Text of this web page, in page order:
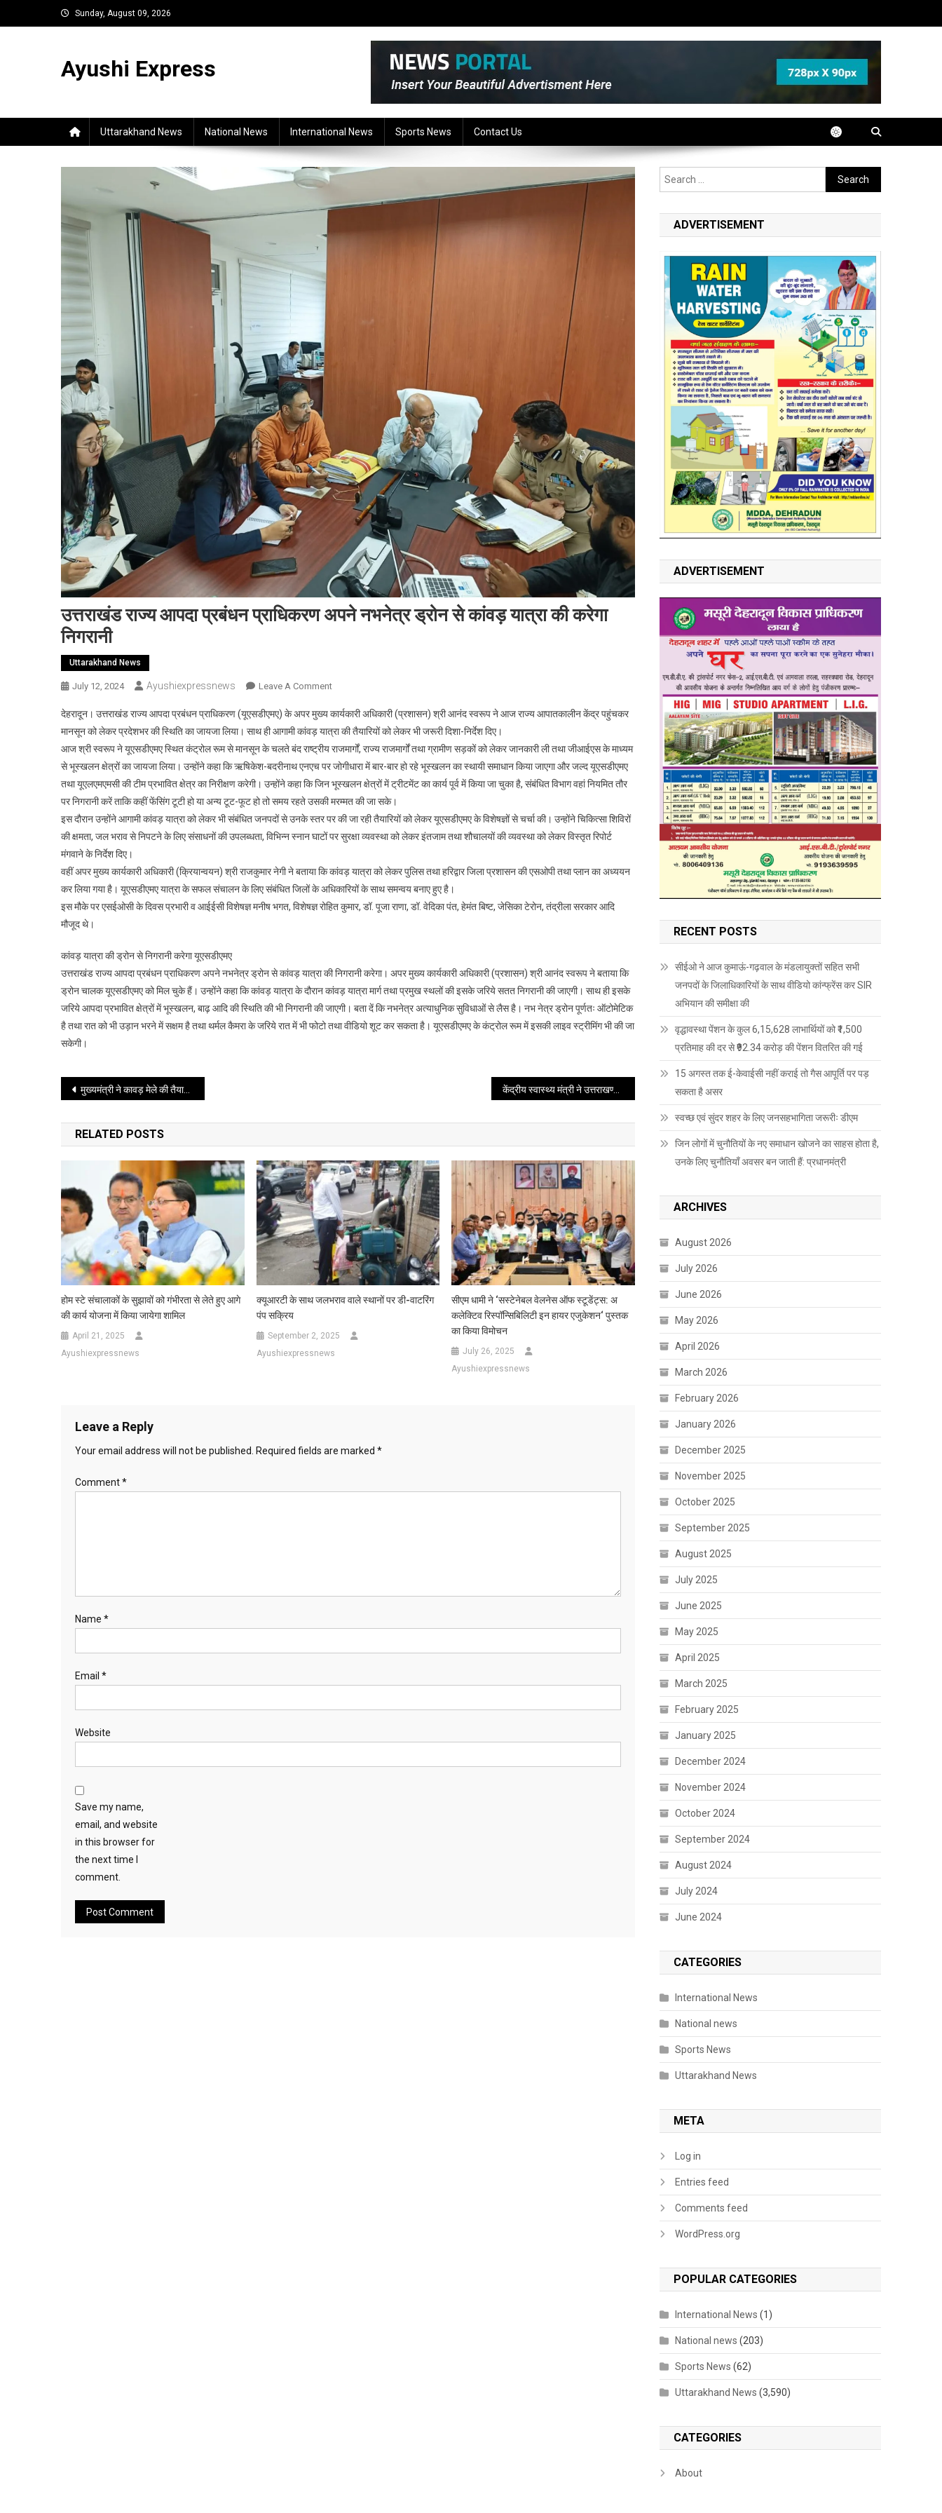
to
Sunday, August 09, 2026
Ayushi Express
Uttarakhand News National News International News Sports News Contact Us
उत्तराखंड राज्य आपदा प्रबंधन प्राधिकरण अपने नभनेत्र ड्रोन से कांवड़ यात्रा की करेगा
निगरानी
Uttarakhand News
July 12, 2024 Ayushiexpressnews Leave A CommentOn
राज्य
आपदा
प्रबंधन
प्राधिकरण
अपने
नभनेत्र
ड्रोन
करेगा
निगरानी
देहरादून। उत्तराखंड राज्य आपदा प्रबंधन प्राधिकरण (यूएसडीएमए) के अपर मुख्य कार्यकारी अधिकारी (प्रशासन) श्री आनंद स्वरूप ने आज राज्य आपातकालीन केंद्र पहुंचकर
मानसून को लेकर प्रदेशभर की स्थिति का जायजा लिया। साथ ही आगामी कांवड़ यात्रा की तैयारियों को लेकर भी जरूरी दिशा-निर्देश दिए।
आज श्री स्वरूप ने यूएसडीएमए स्थित कंट्रोल रूम से मानसून के चलते बंद राष्ट्रीय राजमार्गों, राज्य राजमार्गों तथा ग्रामीण सड़कों को लेकर जानकारी ली तथा जीआईएस के माध्यम
से भूस्खलन क्षेत्रों का जायजा लिया। उन्होंने कहा कि ऋषिकेश-बदरीनाथ एनएच पर जोगीधारा में बार-बार हो रहे भूस्खलन का स्थायी समाधान किया जाएगा और जल्द यूएसडीएमए
तथा यूएलएमएमसी की टीम प्रभावित क्षेत्र का निरीक्षण करेगी। उन्होंने कहा कि जिन भूस्खलन क्षेत्रों में ट्रीटमेंट का कार्य पूर्व में किया जा चुका है, संबंधित विभाग वहां नियमित तौर
पर निगरानी करें ताकि कहीं फेंसिंग टूटी हो या अन्य टूट-फूट हो तो समय रहते उसकी मरम्मत की जा सके।
इस दौरान उन्होंने आगामी कांवड़ यात्रा को लेकर भी संबंधित जनपदों से उनके स्तर पर की जा रही तैयारियों को लेकर यूएसडीएमए के विशेषज्ञों से चर्चा की। उन्होंने चिकित्सा शिविरों
की क्षमता, जल भराव से निपटने के लिए संसाधनों की उपलब्धता, विभिन्न स्नान घाटों पर सुरक्षा व्यवस्था को लेकर इंतजाम तथा शौचालयों की व्यवस्था को लेकर विस्तृत रिपोर्ट
मंगवाने के निर्देश दिए।
वहीं अपर मुख्य कार्यकारी अधिकारी (क्रियान्वयन) श्री राजकुमार नेगी ने बताया कि कांवड़ यात्रा को लेकर पुलिस तथा हरिद्वार जिला प्रशासन की एसओपी तथा प्लान का अध्ययन
कर लिया गया है। यूएसडीएमए यात्रा के सफल संचालन के लिए संबंधित जिलों के अधिकारियों के साथ समन्वय बनाए हुए है।
इस मौके पर एसईओसी के दिवस प्रभारी व आईईसी विशेषज्ञ मनीष भगत, विशेषज्ञ रोहित कुमार, डॉ. पूजा राणा, डॉ. वेदिका पंत, हेमंत बिष्ट, जेसिका टेरोन, तंद्रीला सरकार आदि
मौजूद थे।
कांवड़ यात्रा की ड्रोन से निगरानी करेगा यूएसडीएमए
उत्तराखंड राज्य आपदा प्रबंधन प्राधिकरण अपने नभनेत्र ड्रोन से कांवड़ यात्रा की निगरानी करेगा। अपर मुख्य कार्यकारी अधिकारी (प्रशासन) श्री आनंद स्वरूप ने बताया कि
ड्रोन चालक यूएसडीएमए को मिल चुके हैं। उन्होंने कहा कि कांवड़ यात्रा के दौरान कांवड़ यात्रा मार्ग तथा प्रमुख स्थलों की इसके जरिये सतत निगरानी की जाएगी। साथ ही इसके
जरिये आपदा प्रभावित क्षेत्रों में भूस्खलन, बाढ़ आदि की स्थिति की भी निगरानी की जाएगी। बता दें कि नभनेत्र अत्याधुनिक सुविधाओं से लैस है। नभ नेत्र ड्रोन पूर्णतः ऑटोमेटिक
है तथा रात को भी उड़ान भरने में सक्षम है तथा थर्मल कैमरा के जरिये रात में भी फोटो तथा वीडियो शूट कर सकता है। यूएसडीएमए के कंट्रोल रूम में इसकी लाइव स्ट्रीमिंग भी की जा
सकेगी।
Post
navigation
मुख्यमंत्री ने कावड़ मेले की तैयारी को लेकर अधिकारियों के साथ बैठक की केंद्रीय स्वास्थ्य मंत्री ने उत्तराखण्ड को स्वास्थ्य सेवाओं के सुदृढ़ीकरण एवं विस्तारीकरण के लिए हर संभव मदद करने का आश्वासन दिया
RELATED POSTS
होम स्टे संचालाकों के सुझावों को गंभीरता से लेते हुए आगे
की कार्य योजना में किया जायेगा शामिल
April 21, 2025
Ayushiexpressnews
क्यूआरटी के साथ जलभराव वाले स्थानों पर डी-वाटरिंग
पंप सक्रिय
September 2, 2025
Ayushiexpressnews
सीएम धामी ने ‘सस्टेनेबल वेलनेस ऑफ स्टूडेंट्स: अ
कलेक्टिव रिस्पॉन्सिबिलिटी इन हायर एजुकेशन‘ पुस्तक
का किया विमोचन
July 26, 2025
Ayushiexpressnews
Leave a Reply
Your email address will not be published. Required fields are marked *
Comment*
Name *
Email *
Website
Save my name,
email, and website
in this browser for
the next time I
comment.
Search
for:
ADVERTISEMENT
ADVERTISEMENT
RECENT POSTS
सीईओ ने आज कुमाऊं-गढ़वाल के मंडलायुक्तों सहित सभी
जनपदों के जिलाधिकारियों के साथ वीडियो कांन्फ्रेंस कर SIR
अभियान की समीक्षा की
वृद्धावस्था पेंशन के कुल 6,15,628 लाभार्थियों को ₹1,500
प्रतिमाह की दर से ₹92.34 करोड़ की पेंशन वितरित की गई
15 अगस्त तक ई-केवाईसी नहीं कराई तो गैस आपूर्ति पर पड़
सकता है असर
स्वच्छ एवं सुंदर शहर के लिए जनसहभागिता जरूरीः डीएम
जिन लोगों में चुनौतियों के नए समाधान खोजने का साहस होता है,
उनके लिए चुनौतियाँ अवसर बन जाती हैं: प्रधानमंत्री
ARCHIVES
August 2026
July 2026
June 2026
May 2026
April 2026
March 2026
February 2026
January 2026
December 2025
November 2025
October 2025
September 2025
August 2025
July 2025
June 2025
May 2025
April 2025
March 2025
February 2025
January 2025
December 2024
November 2024
October 2024
September 2024
August 2024
July 2024
June 2024
CATEGORIES
International News
National news
Sports News
Uttarakhand News
META
Log in
Entries feed
Comments feed
WordPress.org
POPULAR CATEGORIES
International News (1)
National news (203)
Sports News (62)
Uttarakhand News (3,590)
CATEGORIES
About